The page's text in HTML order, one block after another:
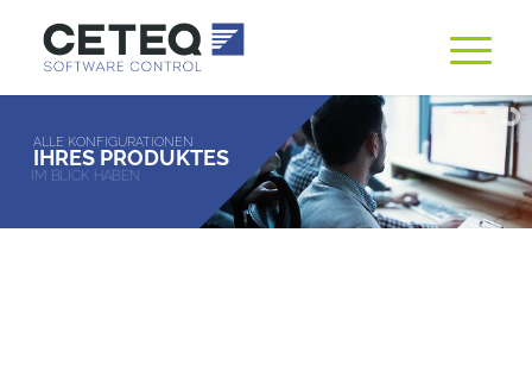
IM BLICK HABEN
IHRES PRODUKTES
ALLE KONFIGURATIONEN